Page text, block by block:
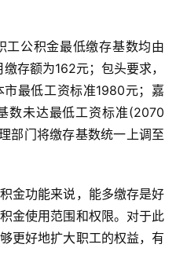
工公积金最低缴存基数均由
存额为162元；包头要求，
最低工资标准1980元；嘉
数未达最低工资标准(2070
部门将缴存基数统一上调至
金功能来说，能多缴存是好
金使用范围和权限。对于此
更好地扩大职工的权益，有